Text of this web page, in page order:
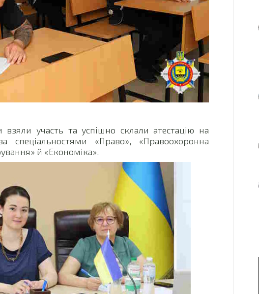
участь та успішно склали атестацію на
спеціальностями «Право», «Правоохоронна
й «Економіка».